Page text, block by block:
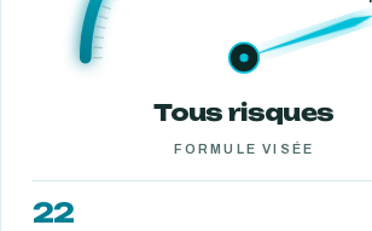
Tous risques
FORMULE VISÉE
22